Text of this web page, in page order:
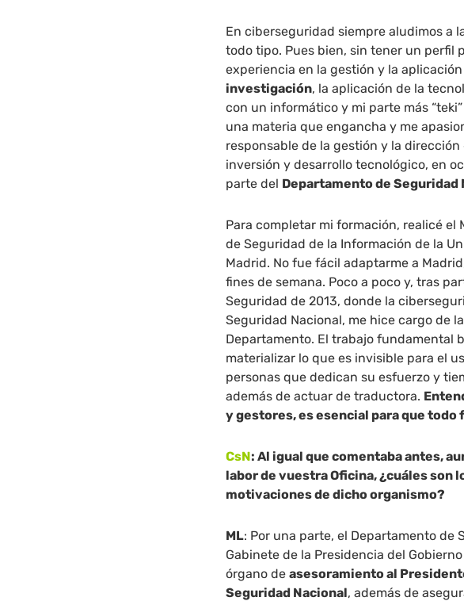
En ciberseguridad siempre aludimos a
todo tipo. Pues bien, sin tener un perfil
experiencia en la gestión y la
investigación, la aplicación de la
con un informático y mi parte más
una materia que engancha y me
responsable de la gestión y la
inversión y desarrollo tecnológico, en
parte del Departamento de Seguridad
Para completar mi formación, realicé el
de Seguridad de la Información de la
Madrid. No fue fácil adaptarme a
fines de semana. Poco a poco y, tras
Seguridad de 2013, donde la
Seguridad Nacional, me hice cargo de
Departamento. El trabajo fundamental
materializar lo que es invisible para el
personas que dedican su esfuerzo y
además de actuar de traductora.
y gestores, es esencial para que todo
CsN: Al igual que comentaba antes,
labor de vuestra Oficina, ¿cuáles son
motivaciones de dicho organismo?
ML: Por una parte, el Departamento de
Gabinete de la Presidencia del
órgano deasesoramiento al
Seguridad Nacional, además de